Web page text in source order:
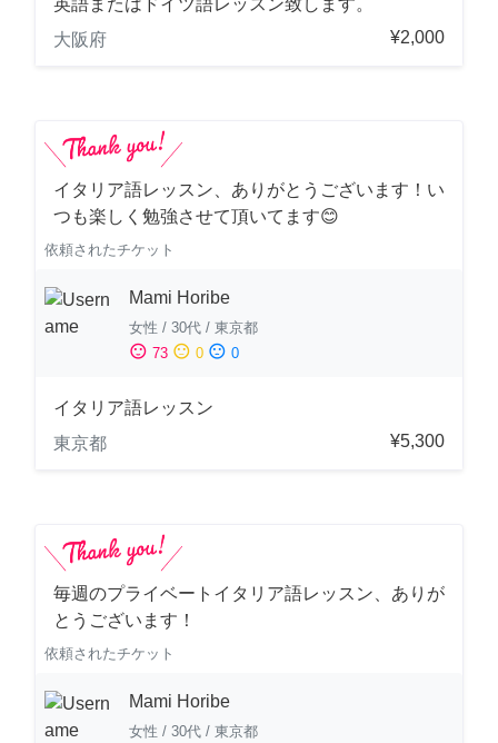
英語またはドイツ語レッスン致します。
大阪府
¥2,000
イタリア語レッスン、ありがとうございます！い
つも楽しく勉強させて頂いてます😊
依頼されたチケット
Mami Horibe
女性 / 30代 / 東京都
sentiment_satisfied 73 sentiment_neutral 0 sentiment_dissatisfied 0
イタリア語レッスン
東京都
¥5,300
毎週のプライベートイタリア語レッスン、ありが
とうございます！
依頼されたチケット
Mami Horibe
女性 / 30代 / 東京都